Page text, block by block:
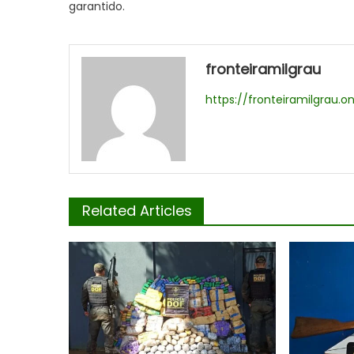
garantido.
fronteiramilgrau
https://
Related Articles